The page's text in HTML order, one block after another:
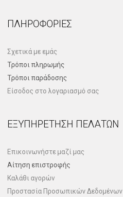
ΠΛΗΡΟΦΟΡΊΕΣ
Σχετικά με εμάς
Τρόποι πληρωμής
Τρόποι παράδοσης
Είσοδος στο λογαριασμό σας
ΕΞΥΠΗΡΈΤΗΣΗ ΠΕΛΑΤΏΝ
Επικοινωνήστε μαζί μας
Αίτηση επιστροφής
Καλάθι αγορών
Προστασία Προσωπικών Δεδομένων